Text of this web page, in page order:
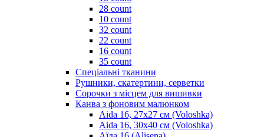
28 count
10 count
32 count
22 count
16 count
35 count
Спеціальні тканини
Рушники, скатертини, серветки
Сорочки з місцем для вишивки
Канва з фоновим малюнком
Aida 16, 27х27 см (Voloshka)
Aida 16, 30х40 см (Voloshka)